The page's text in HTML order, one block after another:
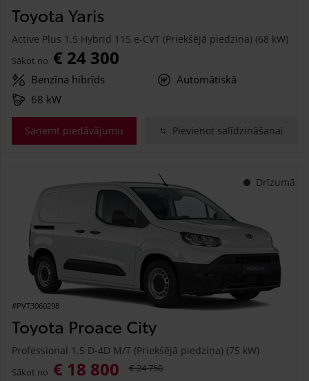
Toyota Yaris
Active Plus 1.5 Hybrid 115 e-CVT (Priekšējā piedziņa) (68 kW)
Sākot no € 24 300
Benzīna hibrīds
Automātiskā
68 kW
Saņemt piedāvājumu Pievienot salīdzināšanai
Drīzumā
#PVT3060298
Toyota Proace City
Professional 1.5 D-4D M/T (Priekšējā piedziņa) (75 kW)
Sākot no € 18 800 € 24 750